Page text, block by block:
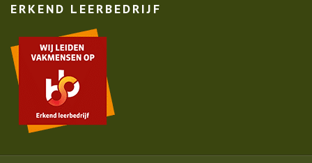
ERKEND LEERBEDRIJF